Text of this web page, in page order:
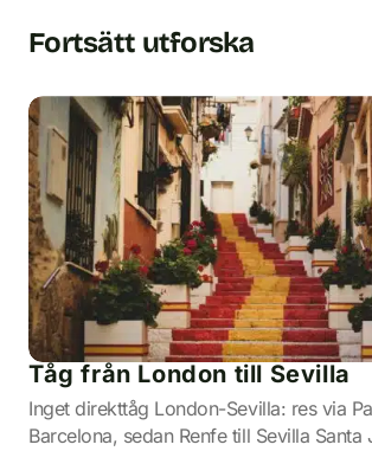
Fortsätt utforska
Tåg från London till Sevilla
Inget direkttåg London-Sevilla: res via
Barcelona, sedan Renfe till Sevilla Santa